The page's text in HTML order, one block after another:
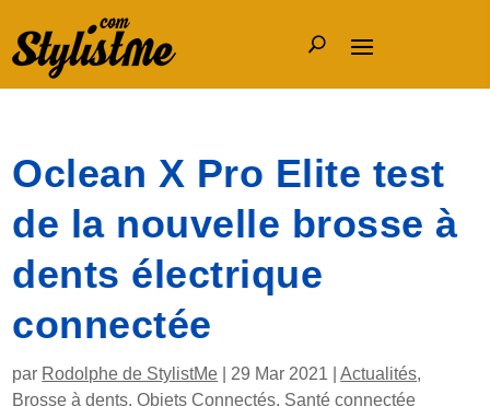
Oclean X Pro Elite test
de la nouvelle brosse à
dents électrique
connectée
par Rodolphe de StylistMe 29 Mar 2021 |Actualités,
Brosse à dents,Objets Connectés, Santé connectée